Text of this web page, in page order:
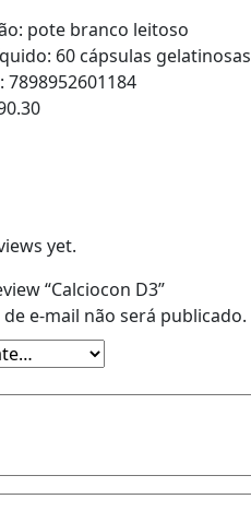
pote branco leitoso
60 cápsulas gelatinosas
7898952601184
yet.
“Calciocon D3”
e-mail não será publicado.